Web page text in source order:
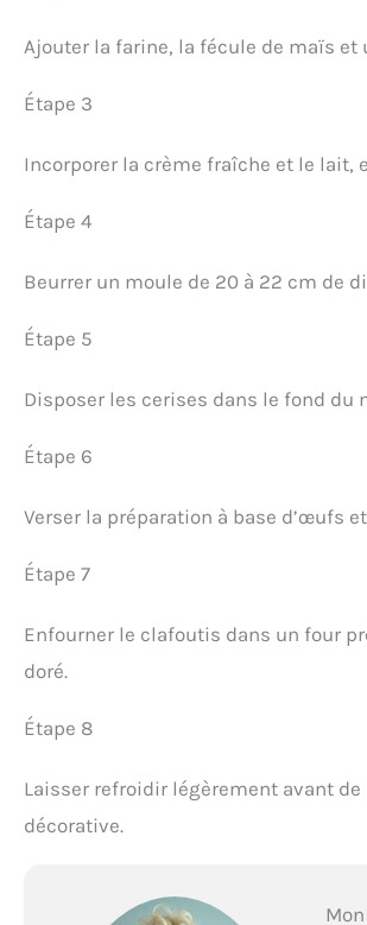
Ajouter la farine, la fécule de maïs
Étape 3
Incorporer la crème fraîche et le lait,
Étape 4
Beurrer un moule de 20 à 22 cm de
Étape 5
Disposer les cerises dans le fond
Étape 6
Verser la préparation à base d’œufs
Étape 7
Enfourner le clafoutis dans un four
doré.
Étape 8
Laisser refroidir légèrement avant
décorative.